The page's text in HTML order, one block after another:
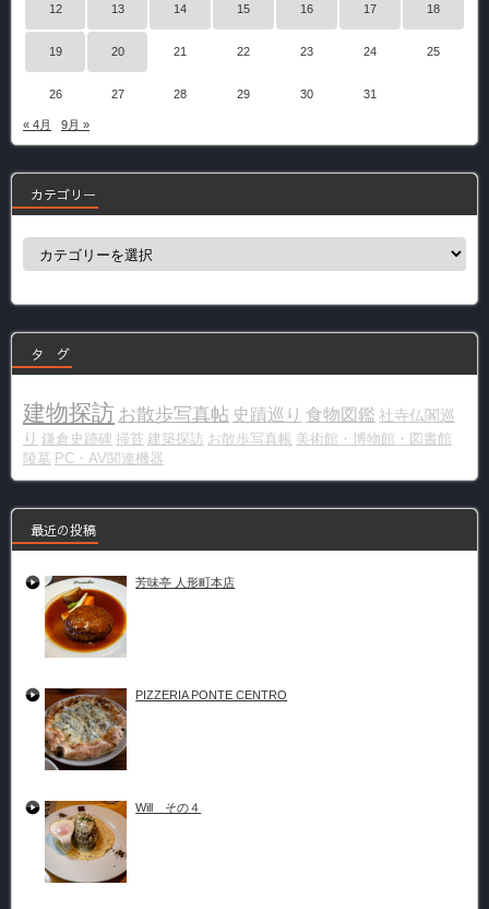
12 13 14 15 16 17 18
19 20 21 22 23 24 25
26 27 28 29 30 31
« 4月 9月 »
カテゴリー
カ
ー
タ グ
建物探訪 お散歩写真帖 史蹟巡り 食物図鑑 社寺仏閣巡
り 鎌倉史跡碑 掃苔 建築探訪 お散歩写真帳 美術館・博物館・図書館
陵墓 PC・AV関連機器
最近の投稿
芳味亭 人形町本店
PIZZERIA PONTE CENTRO
Will その４